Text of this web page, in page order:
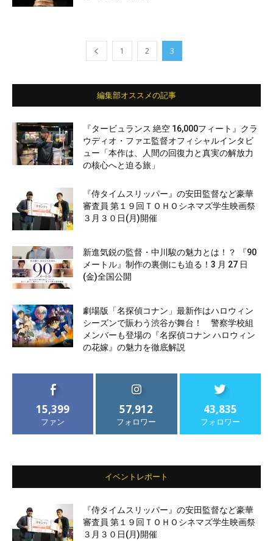
1 2 3
編集部オススメの記事
『タービュランス 絶空 16,000フィート』クラ
ウディオ・ファエ監督オフィシャルインタビ
ュー「本作は、人間の回復力と真実の解放力
の核心へと迫る旅」
『侍タイムスリッパー』の安田監督など豪華
審査員 第１９回ＴＯＨＯシネマズ学生映画祭
３月３０日(月)開催
新進気鋭の監督・中川駿の魅力とは！？ 『90
メートル』制作の裏側にも迫る！3 月 27 日
(金)全国公開
劇場版「名探偵コナン」最新作はハロウィン
シーズンで賑わう渋谷が舞台！ 警察学校組
メンバーも登場の『名探偵コナン ハロウィン
の花嫁』の魅力を徹底解説
15,399
ファン
57,912
フォロワー
43,835
フォロワー
イベントレポート
『侍タイムスリッパー』の安田監督など豪華
審査員 第１９回ＴＯＨＯシネマズ学生映画祭
３月３０日(月)開催